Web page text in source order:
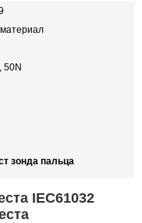
50N
зонда пальца
IEC61032